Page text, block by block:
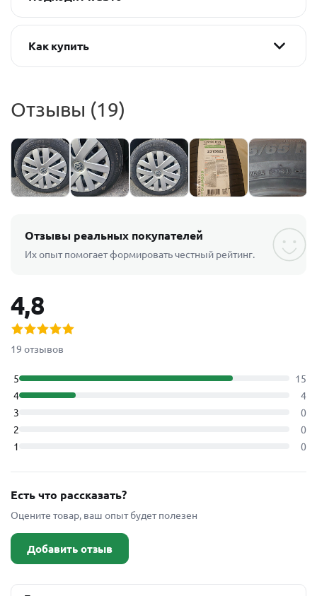
Как купить
Отзывы (19)
Отзывы реальных покупателей
Их опыт помогает формировать честный рейтинг.
4,8
19 отзывов
5
15
4
4
3
0
2
0
1
0
Есть что рассказать?
Оцените товар, ваш опыт будет полезен
Добавить отзыв